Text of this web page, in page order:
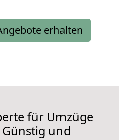
erhalten
für Umzüge
Günstig und